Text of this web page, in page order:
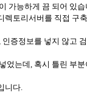
가능하게 끔 되어 있습
렉토리서버를 직접
증정보를 넣지 않고
었는데, 혹시 틀린 부
니다.